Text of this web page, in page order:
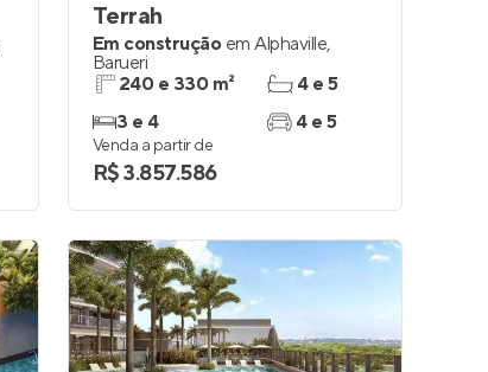
Terrah
Em construção em Alphaville,
Barueri
240 e 330 m²
3 e 4
4 e 5
4 e 5
Venda a partir de
R$ 3.857.586